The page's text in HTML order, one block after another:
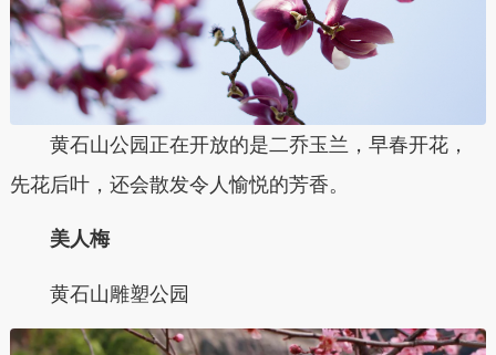
黄石山公园正在开放的是二乔玉兰，早春开花，
先花后叶，还会散发令人愉悦的芳香。
美人梅
黄石山雕塑公园